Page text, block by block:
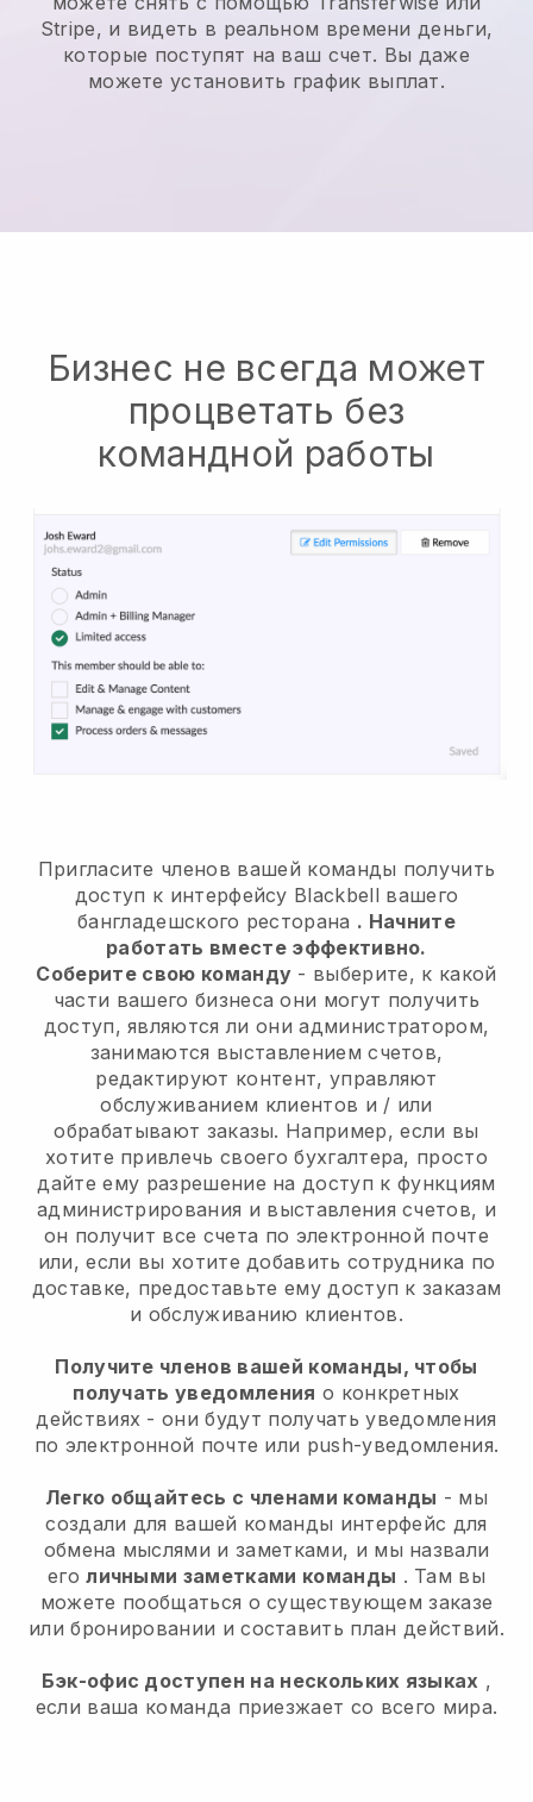
Stripe, и видеть в реальном времени деньги,
которые поступят на ваш счет. Вы даже
можете установить график выплат.
Бизнес не всегда может
процветать без
командной работы
Пригласите членов вашей команды получить
доступ к интерфейсу Blackbell вашего
бангладешского ресторана . Начните
работать вместе эффективно.
Соберите свою команду - выберите, к какой
части вашего бизнеса они могут получить
доступ, являются ли они администратором,
занимаются выставлением счетов,
редактируют контент, управляют
обслуживанием клиентов и / или
обрабатывают заказы. Например, если вы
хотите привлечь своего бухгалтера, просто
дайте ему разрешение на доступ к функциям
администрирования и выставления счетов, и
он получит все счета по электронной почте
или, если вы хотите добавить сотрудника по
доставке, предоставьте ему доступ к заказам
и обслуживанию клиентов.
Получите членов вашей команды, чтобы
получать уведомления о конкретных
действиях - они будут получать уведомления
по электронной почте или push-уведомления.
Легко общайтесь с членами команды - мы
создали для вашей команды интерфейс для
обмена мыслями и заметками, и мы назвали
еголичными заметками команды . Там вы
можете пообщаться о существующем заказе
или бронировании и составить план действий.
Бэк-офис доступен на нескольких языках ,
если ваша команда приезжает со всего мира.